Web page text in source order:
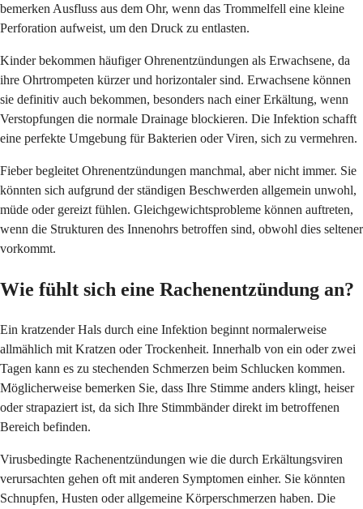
bemerken Ausfluss aus dem Ohr, wenn das Trommelfell eine kleine
Perforation aufweist, um den Druck zu entlasten.
Kinder bekommen häufiger Ohrenentzündungen als Erwachsene, da
ihre Ohrtrompeten kürzer und horizontaler sind. Erwachsene können
sie definitiv auch bekommen, besonders nach einer Erkältung, wenn
Verstopfungen die normale Drainage blockieren. Die Infektion schafft
eine perfekte Umgebung für Bakterien oder Viren, sich zu vermehren.
Fieber begleitet Ohrenentzündungen manchmal, aber nicht immer. Sie
könnten sich aufgrund der ständigen Beschwerden allgemein unwohl,
müde oder gereizt fühlen. Gleichgewichtsprobleme können auftreten,
wenn die Strukturen des Innenohrs betroffen sind, obwohl dies seltener
vorkommt.
Wie fühlt sich eine Rachenentzündung an?
Ein kratzender Hals durch eine Infektion beginnt normalerweise
allmählich mit Kratzen oder Trockenheit. Innerhalb von ein oder zwei
Tagen kann es zu stechenden Schmerzen beim Schlucken kommen.
Möglicherweise bemerken Sie, dass Ihre Stimme anders klingt, heiser
oder strapaziert ist, da sich Ihre Stimmbänder direkt im betroffenen
Bereich befinden.
Virusbedingte Rachenentzündungen wie die durch Erkältungsviren
verursachten gehen oft mit anderen Symptomen einher. Sie könnten
Schnupfen, Husten oder allgemeine Körperschmerzen haben. Die